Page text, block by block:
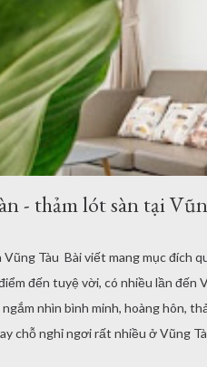
- thảm lót sàn tại
Vũng Tàu Bài viết mang mục
đến tuyệ vời, có nhiều lần
nhìn bình minh, hoàng hôn,
chỗ nghỉ ngơi rất nhiều ở Vũng